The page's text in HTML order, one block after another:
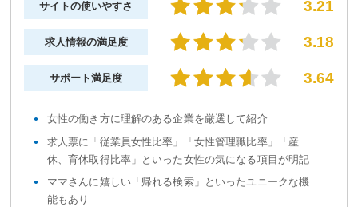
サイトの使いやすさ 3.21
求人情報の満足度 3.18
サポート満足度 3.64
女性の働き方に理解のある企業を厳選して紹介
求人票に「従業員女性比率」「女性管理職比率」「産
休、育休取得比率」といった女性の気になる項目が明記
ママさんに嬉しい「帰れる検索」といったユニークな機
能もあり